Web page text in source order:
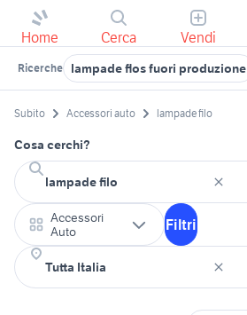
Home Cerca Vendi
Ricerche lampade flos fuori produzione
Subito Accessori auto lampade filo
Cosa cerchi?
Accessori
Auto
Filtri